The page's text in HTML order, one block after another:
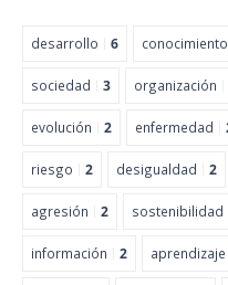
desarrollo 6 conocimiento
sociedad 3 organización
evolución 2 enfermedad
riesgo 2 desigualdad 2
agresión 2 sostenibilidad
información 2 aprendizaje